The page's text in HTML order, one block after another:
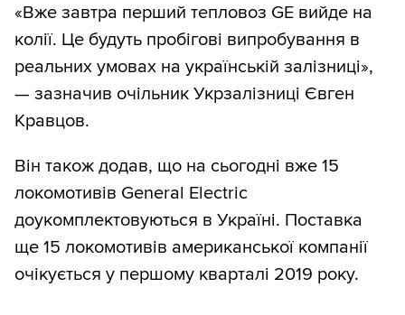
«Вже завтра перший тепловоз GE вийде на
колії. Це будуть пробігові випробування в
реальних умовах на українській залізниці»,
— зазначив очільник Укрзалізниці Євген
Кравцов.
Він також додав, що на сьогодні вже 15
локомотивів General Electric
доукомплектовуються в Україні. Поставка
ще 15 локомотивів американської компанії
очікується у першому кварталі 2019 року.